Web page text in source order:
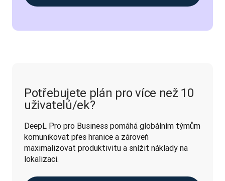
Potřebujete plán pro více než 10
uživatelů/ek?
DeepL Pro pro Business pomáhá globálním týmům
komunikovat přes hranice a zároveň
maximalizovat produktivitu a snížit náklady na
lokalizaci.